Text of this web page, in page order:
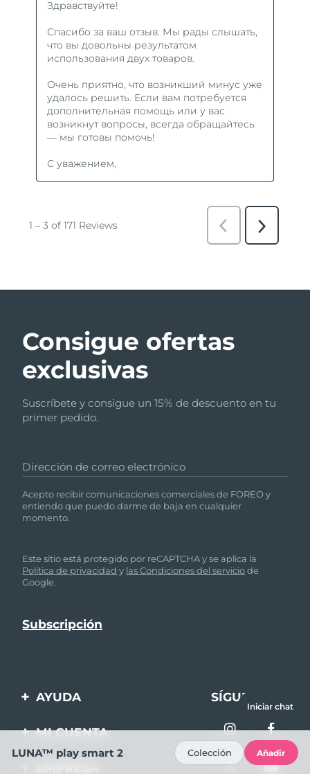
Consigue ofertas
exclusivas
Suscríbete y consigue un 15% de descuento en tu
primer pedido.
Dirección de correo electrónico
Acepto recibir comunicaciones comerciales de FOREO y
entiendo que puedo darme de baja en cualquier
momento.
Este sitio está protegido por reCAPTCHA y se aplica la
Política de privacidad y las Condiciones del serviciode
Google.
AYUDA
Contáctanos
Pedidos y envíos
SÍGUENOS
MI CUENTA
Registro de productos
Iniciar chat
LUNA™ play smart 2 Colección Añadir